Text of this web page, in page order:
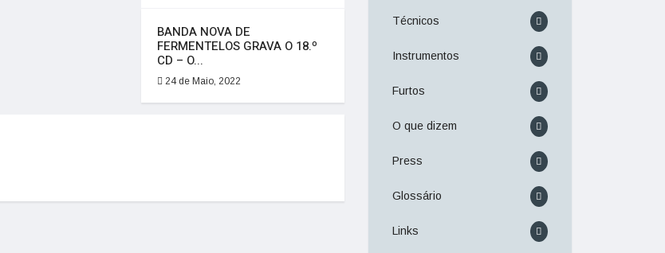
BANDA NOVA DE
FERMENTELOS GRAVA O 18.º
CD – O...
24 de Maio, 2022
Técnicos
Instrumentos
Furtos
O que dizem
Press
Glossário
Links